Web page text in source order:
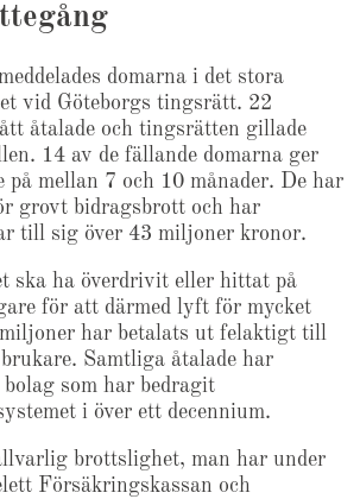
domarna i det stora
vid Göteborgs tingsrätt. 22
åtalade och tingsrätten gillade
14 av de fällande domarna ger
på mellan 7 och 10 månader. De har
grovt bidragsbrott och har
till sig över 43 miljoner kronor.
ska ha överdrivit eller hittat på
för att därmed lyft för mycket
har betalats ut felaktigt till
Samtliga åtalade har
som har bedragit
i över ett decennium.
brottslighet, man har under
Försäkringskassan och